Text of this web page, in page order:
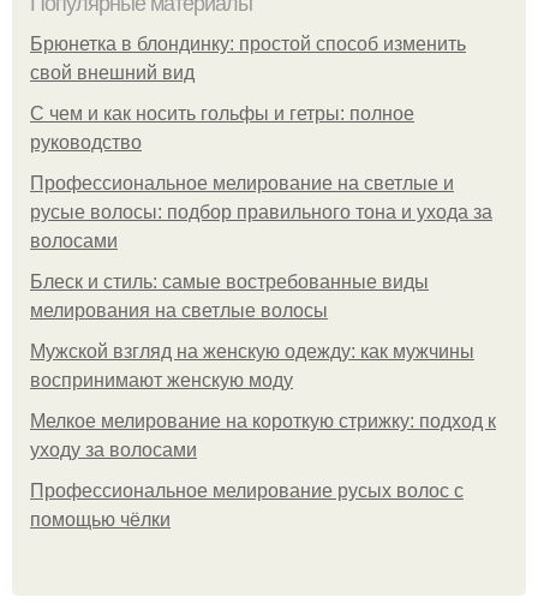
Брюнетка в блондинку: простой способ изменить
свой внешний вид
С чем и как носить гольфы и гетры: полное
руководство
Профессиональное мелирование на светлые и
русые волосы: подбор правильного тона и ухода за
волосами
Блеск и стиль: самые востребованные виды
мелирования на светлые волосы
Мужской взгляд на женскую одежду: как мужчины
воспринимают женскую моду
Мелкое мелирование на короткую стрижку: подход к
уходу за волосами
Профессиональное мелирование русых волос с
помощью чёлки